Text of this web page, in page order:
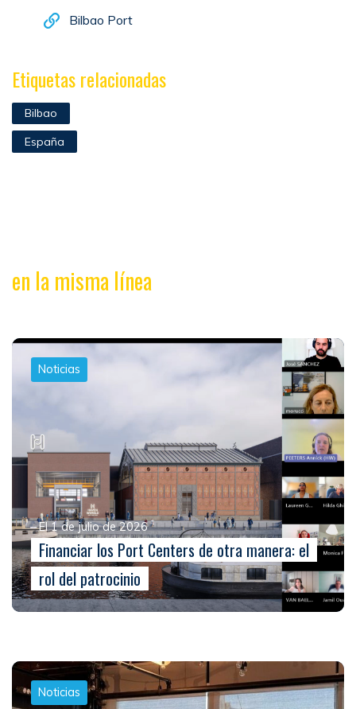
Bilbao Port
Etiquetas relacionadas
Bilbao
España
en la misma línea
Noticias
El 1 de julio de 2026
Financiar los Port Centers de otra manera: el
rol del patrocinio
Noticias